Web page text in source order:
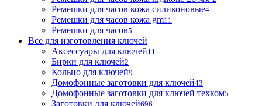
Ремешки для часов кожа силиконовые4
Ремешки для часов кожа gm11
Ремешки для часов5
Все для изготовления ключей
Аксессуары для ключей11
Бирки для ключей2
Кольцо для ключей9
Домофонные заготовки для ключей43
Домофонные заготовки для ключей техком5
Заготовки для ключей696